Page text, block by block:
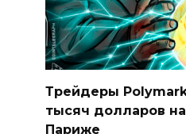
Трейдеры
тысяч долларов
Париже